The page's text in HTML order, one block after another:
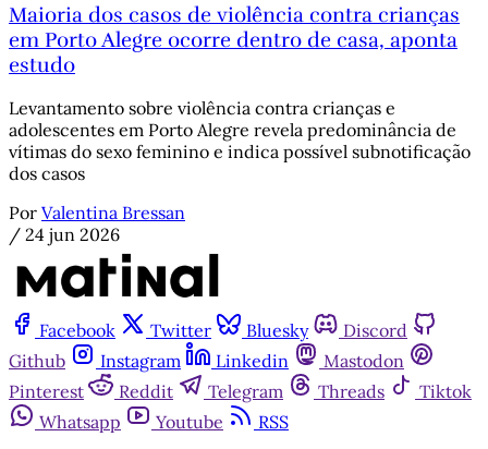
Maioria dos casos de violência contra crianças
em Porto Alegre ocorre dentro de casa, aponta
estudo
Levantamento sobre violência contra crianças e
adolescentes em Porto Alegre revela predominância de
vítimas do sexo feminino e indica possível subnotificação
dos casos
Por Valentina Bressan
/ 24 jun 2026
Facebook Twitter Bluesky
Discord
Github
Instagram Linkedin
Mastodon
Pinterest
Reddit Telegram Threads
Tiktok
Whatsapp
Youtube
RSS